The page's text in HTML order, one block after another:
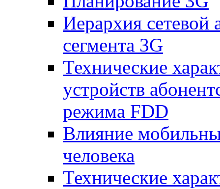
Иерархия сетевой
сегмента 3G
Технические
устройств
режима FDD
Влияние
человека
Технические